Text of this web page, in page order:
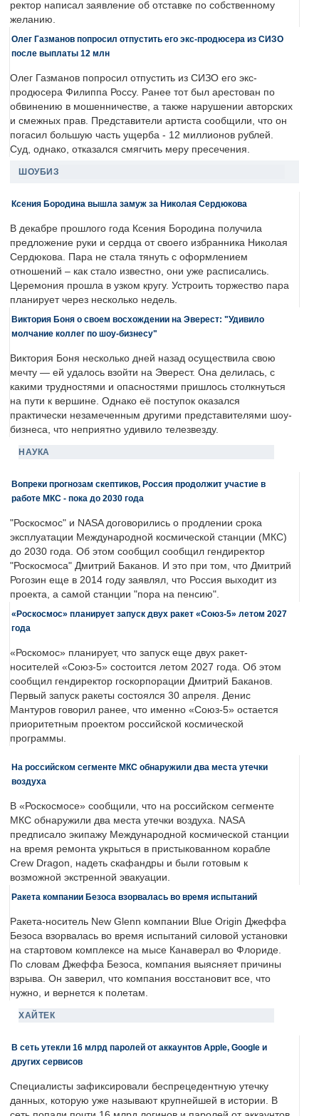
ректор написал заявление об отставке по собственному
желанию.
Олег Газманов попросил отпустить его экс-продюсера из СИЗО
после выплаты 12 млн
Олег Газманов попросил отпустить из СИЗО его экс-
продюсера Филиппа Россу. Ранее тот был арестован по
обвинению в мошенничестве, а также нарушении авторских
и смежных прав. Представители артиста сообщили, что он
погасил большую часть ущерба - 12 миллионов рублей.
Суд, однако, отказался смягчить меру пресечения.
ШОУБИЗ
Ксения Бородина вышла замуж за Николая Сердюкова
В декабре прошлого года Ксения Бородина получила
предложение руки и сердца от своего избранника Николая
Сердюкова. Пара не стала тянуть с оформлением
отношений – как стало известно, они уже расписались.
Церемония прошла в узком кругу. Устроить торжество пара
планирует через несколько недель.
Виктория Боня о своем восхождении на Эверест: "Удивило
молчание коллег по шоу-бизнесу"
Виктория Боня несколько дней назад осуществила свою
мечту — ей удалось взойти на Эверест. Она делилась, с
какими трудностями и опасностями пришлось столкнуться
на пути к вершине. Однако её поступок оказался
практически незамеченным другими представителями шоу-
бизнеса, что неприятно удивило телезвезду.
НАУКА
Вопреки прогнозам скептиков, Россия продолжит участие в
работе МКС - пока до 2030 года
"Роскосмос" и NASA договорились о продлении срока
эксплуатации Международной космической станции (МКС)
до 2030 года. Об этом сообщил сообщил гендиректор
"Роскосмоса" Дмитрий Баканов. И это при том, что Дмитрий
Рогозин еще в 2014 году заявлял, что Россия выходит из
проекта, а самой станции "пора на пенсию".
«Роскосмос» планирует запуск двух ракет «Союз-5» летом 2027
года
«Роскомос» планирует, что запуск еще двух ракет-
носителей «Союз-5» состоится летом 2027 года. Об этом
сообщил гендиректор госкорпорации Дмитрий Баканов.
Первый запуск ракеты состоялся 30 апреля. Денис
Мантуров говорил ранее, что именно «Союз-5» остается
приоритетным проектом российской космической
программы.
На российском сегменте МКС обнаружили два места утечки
воздуха
В «Роскосмосе» сообщили, что на российском сегменте
МКС обнаружили два места утечки воздуха. NASA
предписало экипажу Международной космической станции
на время ремонта укрыться в пристыкованном корабле
Crew Dragon, надеть скафандры и были готовым к
возможной экстренной эвакуации.
Ракета компании Безоса взорвалась во время испытаний
Ракета-носитель New Glenn компании Blue Origin Джеффа
Безоса взорвалась во время испытаний силовой установки
на стартовом комплексе на мысе Канаверал во Флориде.
По словам Джеффа Безоса, компания выясняет причины
взрыва. Он заверил, что компания восстановит все, что
нужно, и вернется к полетам.
ХАЙТЕК
В сеть утекли 16 млрд паролей от аккаунтов Apple, Google и
других сервисов
Специалисты зафиксировали беспрецедентную утечку
данных, которую уже называют крупнейшей в истории. В